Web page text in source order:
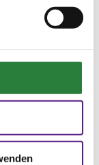
Preisgeld
0,00 €